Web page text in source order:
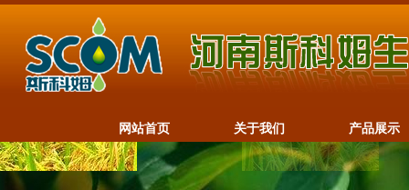
网站首页 关于我们 产品展示